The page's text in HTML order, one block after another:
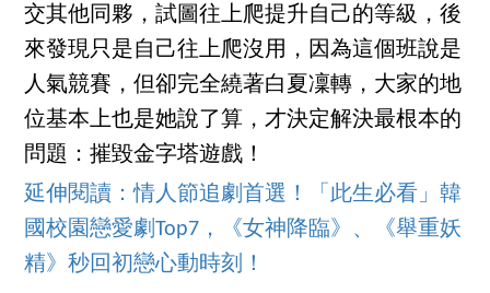
交其他同夥，試圖往上爬提升自己的等級，後
來發現只是自己往上爬沒用，因為這個班說是
人氣競賽，但卻完全繞著白夏凜轉，大家的地
位基本上也是她說了算，才決定解決最根本的
問題：摧毀金字塔遊戲！
延伸閱讀：情人節追劇首選！「此生必看」韓
國校園戀愛劇Top7，《女神降臨》、《舉重妖
精》秒回初戀心動時刻！